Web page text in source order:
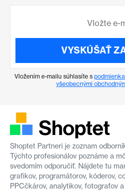
VYSKÚŠAŤ
Vložením e-mailu súhlasíte s
všeobecnými
Shoptet Partneri je zoznam
Týchto profesionálov poznáme a
svedomím odporučiť. Nájdete tu
grafikov, programátorov, kóderov,
PPCčkárov, analytikov, fotografov